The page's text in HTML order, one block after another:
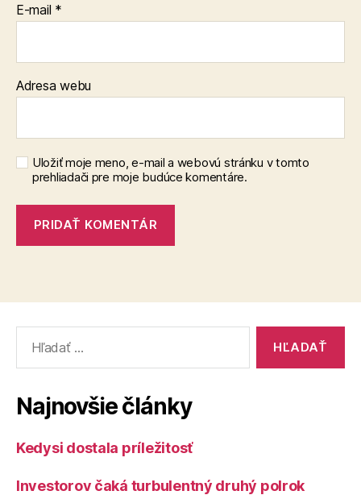
E-mail *
Adresa webu
Uložiť moje meno, e-mail a webovú stránku v tomto
prehliadači pre moje budúce komentáre.
Najnovšie články
Kedysi dostala príležitosť
Investorov čaká turbulentný druhý polrok